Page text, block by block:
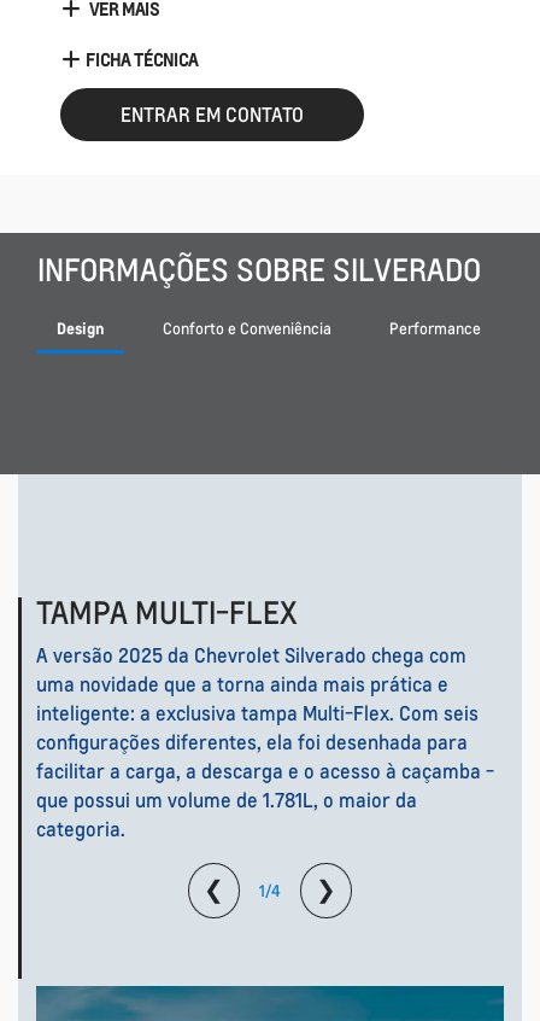
VER MAIS
FICHA TÉCNICA
ENTRAR EM CONTATO
INFORMAÇÕES SOBRE SILVERADO
Design Conforto e Conveniência Performance
TAMPA MULTI-FLEX
A versão 2025 da Chevrolet Silverado chega com
uma novidade que a torna ainda mais prática e
inteligente: a exclusiva tampa Multi-Flex. Com seis
configurações diferentes, ela foi desenhada para
facilitar a carga, a descarga e o acesso à caçamba -
que possui um volume de 1.781L, o maior da
categoria.
❮ 1/4 ❯